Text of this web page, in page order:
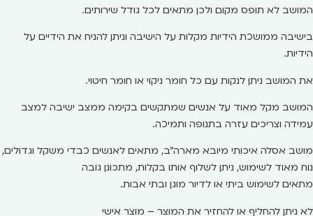
המושב לא תופס מקום ולכן מתאים לכל גודל שירותים.
בישיבה ממושכת הידיות מקלות על הישיבה וניתן להניח את הידיים על
הידיות.
את המושב ניתן לנקות עם כל חומר ניקוי או חומר חיטוי.
המושב מקל מאוד על אנשים שמתקשים בקימה ממצב ישיבה למצב
עמידה וצריכים עזרה בתנופה ותמיכה.
מושב אסלה איכותי מיובא מארה"ב, מתאים לאנשים כבדי משקל וגדולים,
נוח מאוד לשימוש, ניתן לשלוף אותו בקלות, מתכונן גובה
מתאים לשימוש ביתי או לדיור מוגן ובתי אבות.
לא ניתן להחליף או להחזיר את המוצר – מוצר אישי